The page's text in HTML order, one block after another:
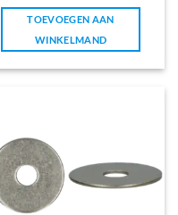
TOEVOEGEN AAN
WINKELMAND